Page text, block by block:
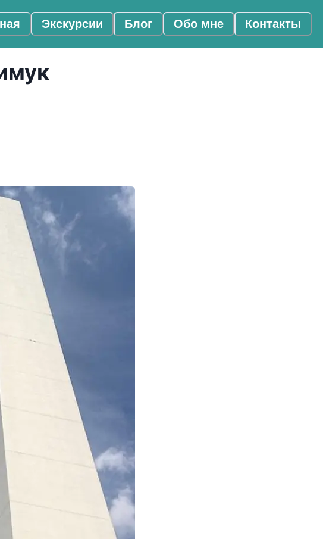
Экскурсии Блог Обо мне Контакты